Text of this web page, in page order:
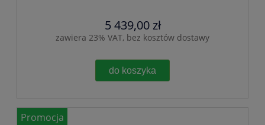
5 439,00 zł
zawiera 23% VAT, bez kosztów dostawy
do koszyka
Promocja